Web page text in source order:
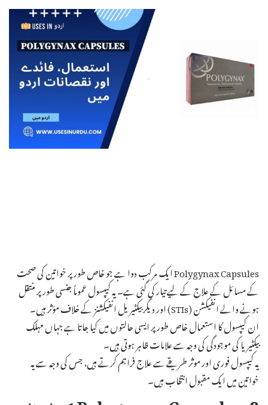
Polygynax Capsules ایک مرکب دوا ہے جو خاص طور پر خواتین کی صحت
کے مسائل کے علاج کے لیے تیار کی گئی ہے۔ یہ کیپسول عموماً جنسی طور پر منتقل
ہونے والے انفیکشن (STIs) اور دیگر بیکٹیریل انفیکشنز کے خلاف مؤثر ہیں۔
ان کیپسول کا استعمال خاص طور پر ایسی حالتوں میں کیا جاتا ہے جہاں مہلک
بیکٹیریا کی موجودگی کی وجہ سے علامات ظاہر ہوتی ہیں۔
یہ کیپسول فوری اور موثر طریقے سے علاج فراہم کرتے ہیں، جس کی وجہ سے یہ
خواتین میں ایک مقبول انتخاب ہیں۔